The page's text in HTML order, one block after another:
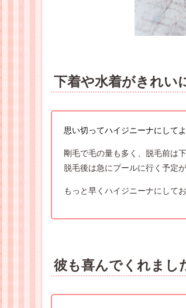
下着や水着がきれい
思い切ってハイジニーナにして
剛毛で毛の量も多く、脱毛前は
脱毛後は急にプールに行く予定
もっと早くハイジニーナにして
彼も喜んでくれまし